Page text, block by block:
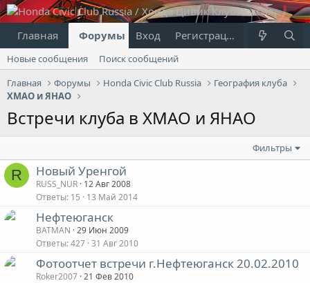
Главная Форумы Что нового?
Вход Регистрация
Новые сообщения
Поиск сообщений
Главная
Форумы Honda Civic Club Russia
География клуба
ХМАО и ЯНАО
Встречи клуба в ХМАО и ЯНАО
Фильтры
R Новый Уренгой
RUSS_NUR 12 Авг 2008
Ответы 15 13 Май 2014
Нефтеюганск
BATMAN 29 Июн 2009
Ответы 427 31 Авг 2010
Фотоотчет встречи г.Нефтеюганск 20.02.2010
Roker2007 21 Фев 2010